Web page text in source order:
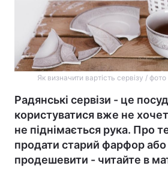
Як визначити вартість сервізу / фото
Радянські сервізи - це
користуватися вже не
не піднімається рука. Про
продати старий фарфор або
продешевити - читайте в